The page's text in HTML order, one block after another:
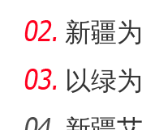
新疆
以绿